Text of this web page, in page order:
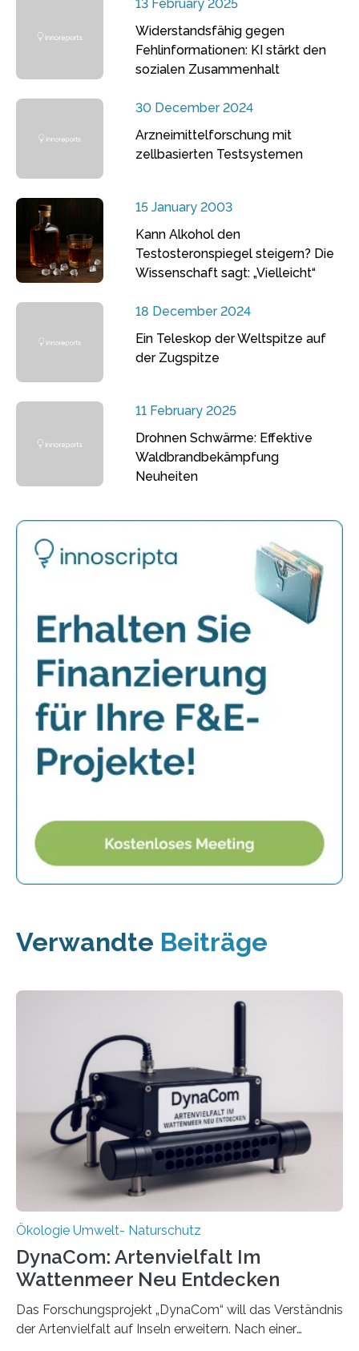
13 February 2025
Widerstandsfähig gegen
Fehlinformationen: KI stärkt den
sozialen Zusammenhalt
30 December 2024
Arzneimittelforschung mit
zellbasierten Testsystemen
15 January 2003
Kann Alkohol den
Testosteronspiegel steigern? Die
Wissenschaft sagt: „Vielleicht“
18 December 2024
Ein Teleskop der Weltspitze auf
der Zugspitze
11 February 2025
Drohnen Schwärme: Effektive
Waldbrandbekämpfung
Neuheiten
Verwandte Beiträge
Ökologie Umwelt- Naturschutz
DynaCom: Artenvielfalt Im
Wattenmeer Neu Entdecken
Das Forschungsprojekt „DynaCom“ will das Verständnis
der Artenvielfalt auf Inseln erweitern. Nach einer